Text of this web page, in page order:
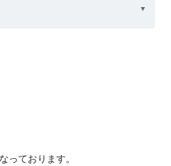
っております。